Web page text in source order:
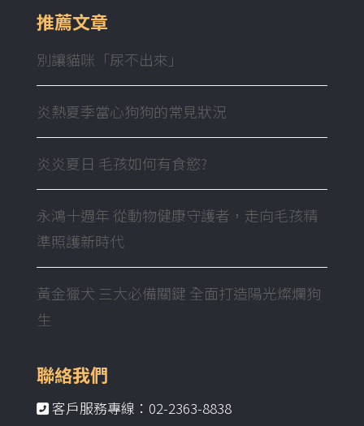
推薦文章
別讓貓咪「尿不出來」
炎熱夏季當心狗狗的常見狀況
炎炎夏日 毛孩如何有食慾?
永鴻十週年 從動物健康守護者，走向毛孩精
準照護新時代
黃金獵犬 三大必備關鍵 全面打造陽光燦爛狗
生
聯絡我們
客戶服務專線：02-2363-8838